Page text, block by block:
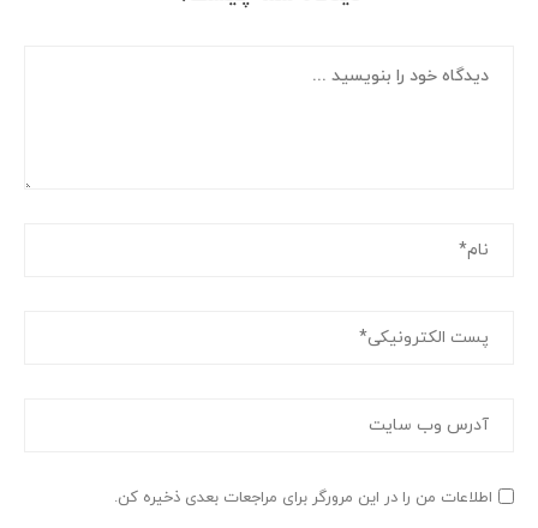
اطلاعات من را در این مرورگر برای مراجعات بعدی ذخیره کن.